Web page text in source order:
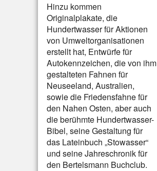
Hinzu kommen
Originalplakate, die
Hundertwasser für Aktionen
von Umweltorganisationen
erstellt hat, Entwürfe für
Autokennzeichen, die von ihm
gestalteten Fahnen für
Neuseeland, Australien,
sowie die Friedensfahne für
den Nahen Osten, aber auch
die berühmte Hundertwasser-
Bibel, seine Gestaltung für
das Lateinbuch „Stowasser“
und seine Jahreschronik für
den Bertelsmann Buchclub.